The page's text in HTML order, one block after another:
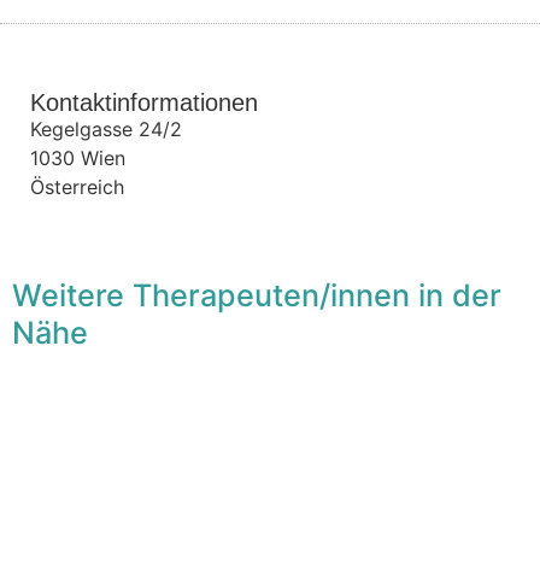
Kontaktinformationen
Kegelgasse 24/2
1030 Wien
Österreich
Weitere Therapeuten/innen in der
Nähe